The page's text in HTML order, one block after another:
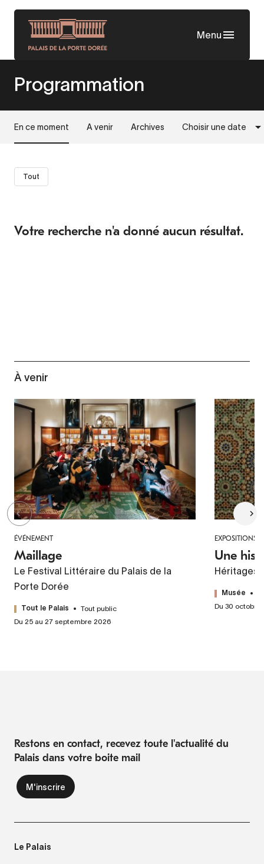
Aller
contenu
principal
Menu
Programmation
En ce moment A venir Archives Choisir une date
Tout
Votre recherche n'a donné aucun résultat.
À venir
ÉVÉNEMENT
Maillage
Le Festival Littéraire du Palais de la
Porte Dorée
Tout le Palais
Tout public
Du 25 au 27 septembre 2026
EXPOSITIONS
Une
Héritages
Musée
Du 30 octobre
Restons en contact, recevez toute l'actualité du
Palais dans votre boite mail
Le Palais